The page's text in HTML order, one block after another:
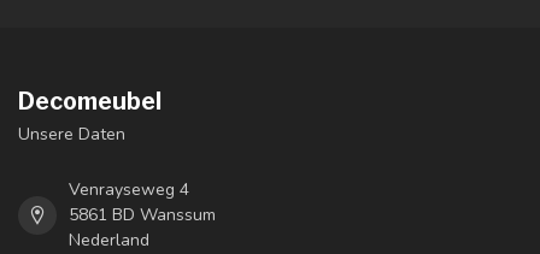
Decomeubel
Unsere Daten
Venrayseweg 4
5861 BD Wanssum
Nederland